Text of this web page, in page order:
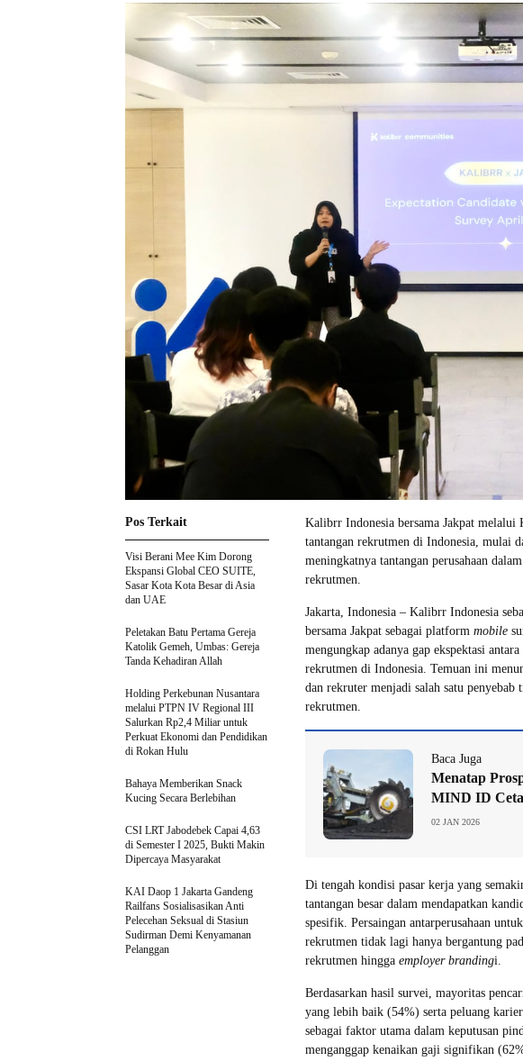
Kalibrr Indonesia bersama Jakpat
tantangan rekrutmen di Indonesia, mulai
meningkatnya tantangan perusahaan
rekrutmen.
Jakarta, Indonesia – Kalibrr Indonesia
bersama Jakpat sebagai platform mobile
mengungkap adanya gap ekspektasi
rekrutmen di Indonesia. Temuan ini
dan rekruter menjadi salah satu penyebab
rekrutmen.
Baca Juga
Menatap
MIND ID
02 JAN 2026
Di tengah kondisi pasar kerja yang
tantangan besar dalam mendapatkan
spesifik. Persaingan antarperusahaan
rekrutmen tidak lagi hanya bergantung
rekrutmen hingga employer brandingi.
Berdasarkan hasil survei, mayoritas
yang lebih baik (54%) serta peluang
sebagai faktor utama dalam keputusan
menganggap kenaikan gaji signifikan
Pos Terkait
Visi Berani Mee Kim Dorong
Ekspansi Global CEO SUITE,
Sasar Kota Kota Besar di Asia
dan UAE
Peletakan Batu Pertama Gereja
Katolik Gemeh, Umbas: Gereja
Tanda Kehadiran Allah
Holding Perkebunan Nusantara
melalui PTPN IV Regional III
Salurkan Rp2,4 Miliar untuk
Perkuat Ekonomi dan Pendidikan
di Rokan Hulu
Bahaya Memberikan Snack
Kucing Secara Berlebihan
CSI LRT Jabodebek Capai 4,63
di Semester I 2025, Bukti Makin
Dipercaya Masyarakat
KAI Daop 1 Jakarta Gandeng
Railfans Sosialisasikan Anti
Pelecehan Seksual di Stasiun
Sudirman Demi Kenyamanan
Pelanggan